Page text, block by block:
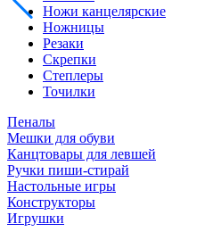
Ножи канцелярские
Ножницы
Резаки
Скрепки
Степлеры
Точилки
Пеналы
Мешки для обуви
Канцтовары для левшей
Ручки пиши-стирай
Настольные игры
Конструкторы
Игрушки